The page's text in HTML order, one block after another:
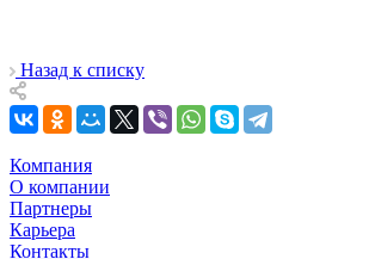
Назад к списку
Компания
О компании
Партнеры
Карьера
Контакты